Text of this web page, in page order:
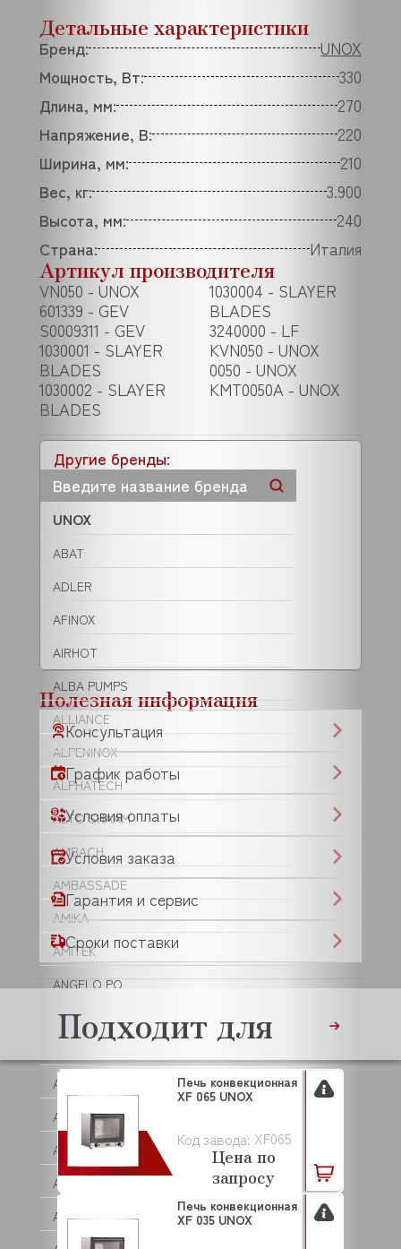
Другие бренды:
UNOX
ABAT
ADLER
AFINOX
AIRHOT
ALBA PUMPS
ALLIANCE
ALPENINOX
ALPHATECH
ALTO SHAAM
AMBACH
AMBASSADE
AMIKA
AMITEK
ANGELO PO
ANIMO
ANVIL
APACH
APS
AQUA
ARISTARCO
Детальные характеристики
Бренд:
UNOX
Мощность, Вт:
330
Длина, мм:
270
Напряжение, В:
220
Ширина, мм:
210
Вес, кг:
3.900
Высота, мм:
240
Страна:
Италия
Артикул производителя
VN050 - UNOX
601339 - GEV
S0009311 - GEV
1030001 - SLAYER
BLADES
1030002 - SLAYER
BLADES
1030004 - SLAYER
BLADES
3240000 - LF
KVN050 - UNOX
0050 - UNOX
KMT0050A - UNOX
Полезная информация
Консультация
График работы
Условия оплаты
Условия заказа
Гарантия и сервис
Сроки поставки
Подходит для
Код завода: XF065
Печь конвекционная
XF 065 UNOX
Цена по
запросу
Печь конвекционная
XF 035 UNOX